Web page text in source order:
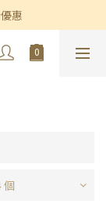
惠
惠
惠
個